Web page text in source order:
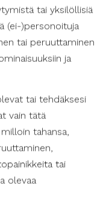
tai yksilöllisiä
(ei-)personoituja
tai peruuttaminen
ja
tai tehdäksesi
vain tätä
tahansa,
tai
olevaa
ja
huomiota
ovat
ja
tiloihinsa.
on helppo
kun
periaatteita
-sivustolle